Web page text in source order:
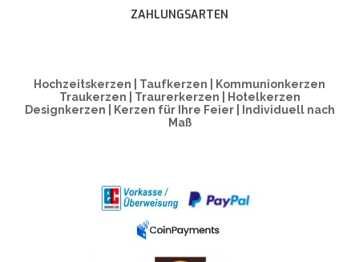
ZAHLUNGSARTEN
Hochzeitskerzen | Taufkerzen | Kommunionkerzen
Traukerzen | Traurerkerzen | Hotelkerzen
Designkerzen | Kerzen für Ihre Feier | Individuell nach
Maß